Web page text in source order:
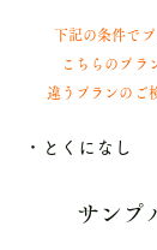
下記の条件で
こちらのプラ
違うプランのご
・とくになし
サンプ